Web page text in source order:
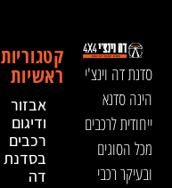
סדנת דה וינצ'י
הינה סדנא
ייחודית לרכבים
מכל הסוגים
ובעיקר רכבי
קטגוריות
ראשיות
אבזור
ודיגום
רכבים
בסדנת
דה